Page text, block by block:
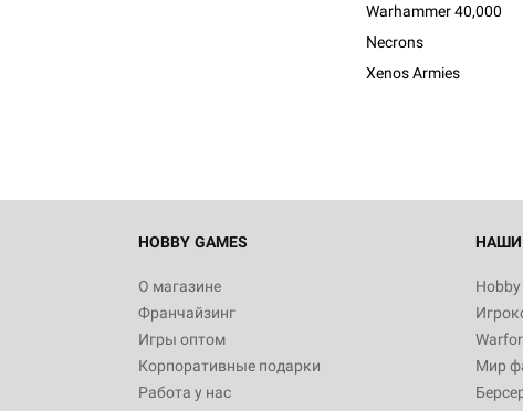
Warhammer 40,000
Necrons
Xenos Armies
HOBBY GAMES
О магазине
Франчайзинг
Игры оптом
Корпоративные подарки
Работа у нас
НАШИ
Мир